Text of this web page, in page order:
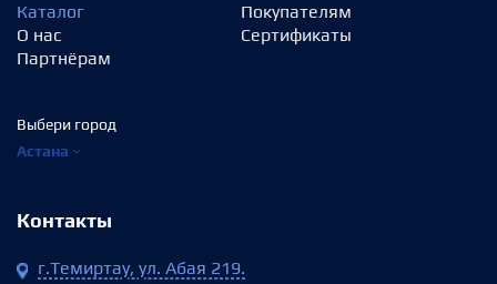
Каталог
О нас
Партнёрам
Покупателям
Сертификаты
Выбери город
Астана
Контакты
г.Темиртау, ул. Абая 219.